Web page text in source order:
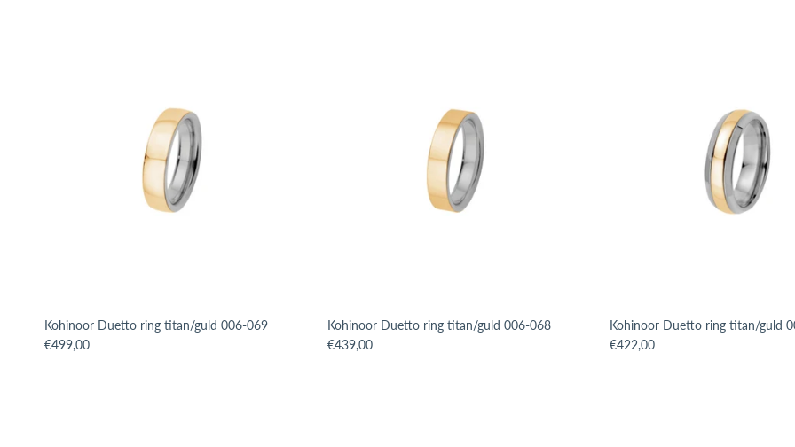
Kohinoor Duetto ring titan/guld 006-069
Translation missing: sv.products.product.price.regular_price
€499,00
Kohinoor Duetto ring titan/guld 006-068
Translation missing: sv.products.product.price.regular_price
€439,00
Kohinoor Duetto ring titan/guld
Translation missing:
€422,00